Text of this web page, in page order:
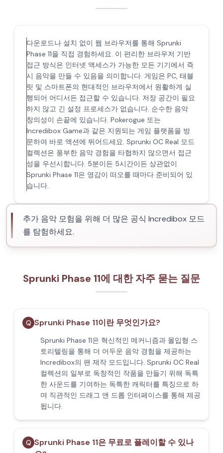
다운로드나 설치 없이 웹 브라우저를 통해 Sprunki
Phase 11을 직접 경험하세요. 이 편리한 브라우저 기반
접근 방식은 인터넷 액세스가 가능한 모든 기기에서 즉
시 음악을 만들 수 있음을 의미합니다. 게임은 PC, 태블
릿 및 스마트폰의 현대적인 브라우저에서 원활하게 실
행되어 어디서든 접근할 수 있습니다. 저장 공간이 필요
하지 않고 긴 설정 프로세스가 없습니다. 순수한 음악
창의성이 손끝에 있습니다. Pokerogue 또는
Incredibox Game과 같은 지원되는 게임 플랫폼을 방
문하여 바로 액션에 뛰어드세요. Sprunki OC Real 모드
컬렉션은 풍부한 음악 경험을 타협하지 않으면서 접근
성을 우선시합니다. 5분이든 5시간이든 상관없이
Sprunki Phase 11은 영감이 떠오를 때마다 준비되어 있
습니다.
추가 음악 모험을 위해 더 많은 공식 Incredibox 모드
를 탐험하세요.
Sprunki Phase 11에 대한 자주 묻는 질문
Q Sprunki Phase 11이란 무엇인가요?
Sprunki Phase 11은 혁신적인 메커니즘과 몰입형 스
토리텔링을 통해 더 어두운 음악 경험을 제공하는
Incredibox의 팬 제작 모드입니다. Sprunki OC Real
컬렉션의 일부로 독창적인 작품을 만들기 위해 독특
한 사운드를 기여하는 독특한 캐릭터를 특징으로 하
며 직관적인 드래그 앤 드롭 인터페이스를 통해 제공
됩니다.
Q Sprunki Phase 11은 무료로 플레이할 수 있나